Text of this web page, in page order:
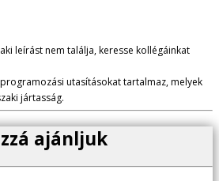
leírást nem találja, keresse kollégáinkat
utasításokat tartalmaz, melyek
jártasság.
ajánljuk